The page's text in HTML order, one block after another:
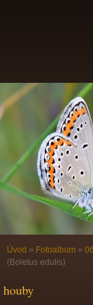
Úvod » Fotoalbum »
(Boletus edulis)
houby